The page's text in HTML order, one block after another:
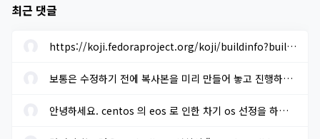
최근 댓글
https://koji.fedoraproject.org/koji/buildinfo?buildID=1633205 에...
보통은 수정하기 전에 복사본을 미리 만들어 놓고 진행하면 됩니다. ...
안녕하세요. centos 의 eos 로 인한 차기 os 선정을 하려고 합니다. r...